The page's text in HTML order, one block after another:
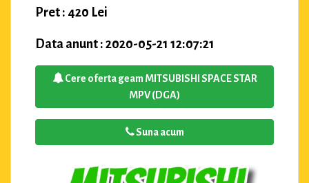
Pret : 420 Lei
Data anunt : 2020-05-21 12:07:21
Cere oferta geam MITSUBISHI SPACE STAR
MPV (DGA)
Suna acum